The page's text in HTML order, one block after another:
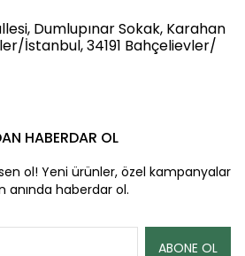
Dumlupınar Sokak, Karahan
İstanbul, 34191 Bahçelievler/
HABERDAR OL
ol! Yeni ürünler, özel kampanyalar
anında haberdar ol.
ABONE OL